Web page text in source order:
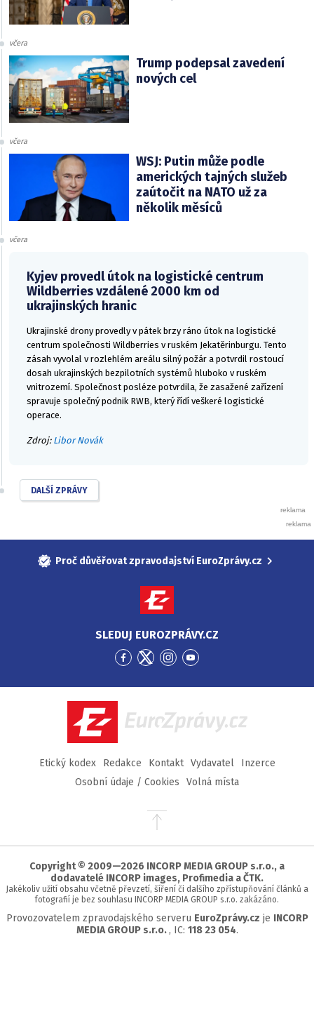
včera
Trump podepsal zavedení
nových cel
včera
WSJ: Putin může podle
amerických tajných služeb
zaútočit na NATO už za
několik měsíců
včera
Kyjev provedl útok na logistické centrum
Wildberries vzdálené 2000 km od
ukrajinských hranic
Ukrajinské drony provedly v pátek brzy ráno útok na logistické
centrum společnosti Wildberries v ruském Jekatěrinburgu. Tento
zásah vyvolal v rozlehlém areálu silný požár a potvrdil rostoucí
dosah ukrajinských bezpilotních systémů hluboko v ruském
vnitrozemí. Společnost posléze potvrdila, že zasažené zařízení
spravuje společný podnik RWB, který řídí veškeré logistické
operace.
Zdroj: Libor Novák
DALŠÍ ZPRÁVY
Proč důvěřovat zpravodajství EuroZprávy.cz
SLEDUJ EUROZPRÁVY.CZ
Přejít
Facebook
Přejít
Twitter
Přejít
Instagram
Přejít
YouTube
EuroZprávy.cz
Etický kodex Redakce Kontakt Vydavatel
Inzerce
Osobní údaje / Cookies
Volná místa
Přejít
stránky
Copyright © 2009—2026 INCORP MEDIA GROUP s.r.o., a
dodavatelé INCORP images, Profimedia a ČTK.
Jakékoliv užití obsahu včetně převzetí, šíření či dalšího zpřístupňování článků a
fotografií je bez souhlasu INCORP MEDIA GROUP s.r.o. zakázáno.
Provozovatelem zpravodajského serveru EuroZprávy.cz je INCORP
MEDIA GROUP s.r.o. , IC: 118 23 054.